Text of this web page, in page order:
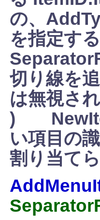
の、
を指定す
切り線を
は無視さ
)
い項目の
割り当て